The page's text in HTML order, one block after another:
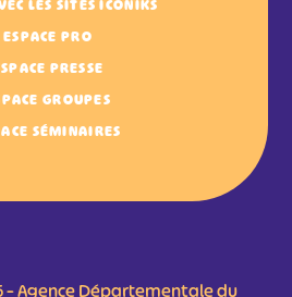
LES SITES ICONIKS
ESPACE PRO
PRESSE
GROUPES
SÉMINAIRES
– Agence Départementale du